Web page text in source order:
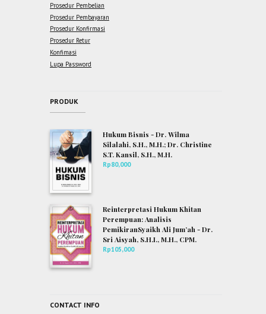
Prosedur Pembelian
Prosedur Pembayaran
Prosedur Konfirmasi
Prosedur Retur
Konfimasi
Lupa Password
PRODUK
Hukum Bisnis - Dr. Wilma
Silalahi, S.H., M.H.; Dr. Christine
S.T. Kansil, S.H., M.H.
Rp80,000
Reinterpretasi Hukum Khitan
Perempuan: Analisis
PemikiranSyaikh Ali Jum’ah - Dr.
Sri Aisyah, S.H.I., M.H., CPM.
Rp105,000
CONTACT INFO